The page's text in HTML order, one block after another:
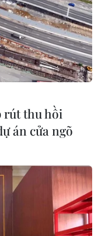
biến mất dần ở
như hiện nay, những cành
đào khó có thể tìm được
rút thu hồi
án cửa ngõ